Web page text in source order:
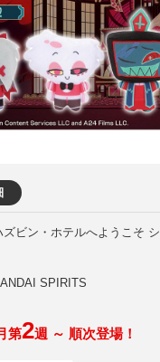
ズビン・ホテルへようこそ
SPIRITS
第2週 ～ 順次登場！